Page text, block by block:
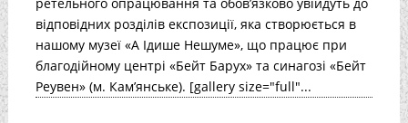
відповідних розділів експозиції, яка створюється в
нашому музеї «А Ідише Нешуме», що працює при
благодійному центрі «Бейт Барух» та синагозі «Бейт
Реувен» (м. Кам’янське). [gallery size="full"...